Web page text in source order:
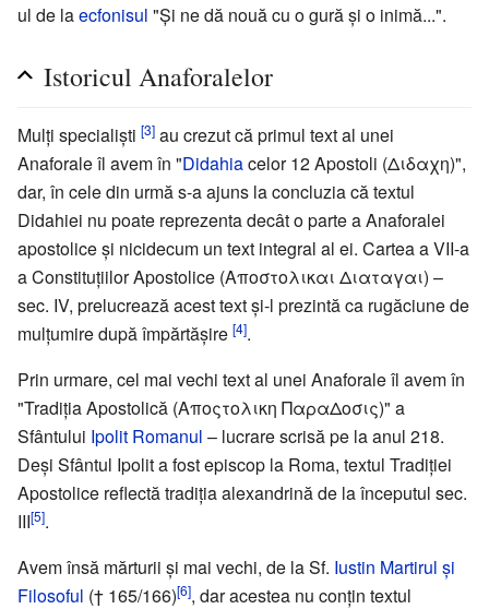
ul de laecfonisul "Şi ne dă nouă cu o gură şi o inimă...".
Istoricul Anaforalelor
Mulţi specialişti [3] au crezut că primul text al unei
Anaforale îl avem în "Didahiacelor 12 Apostoli (Διδαχη)",
dar, în cele din urmă s-a ajuns la concluzia că textul
Didahiei nu poate reprezenta decât o parte a Anaforalei
apostolice şi nicidecum un text integral al ei. Cartea a VII-a
a Constituţiilor Apostolice (Αποστολικαι Διαταγαι) –
sec. IV, prelucrează acest text şi-l prezintă ca rugăciune de
mulţumire după împărtăşire [4].
Prin urmare, cel mai vechi text al unei Anaforale îl avem în
"Tradiţia Apostolică (Αποςτολικη ΠαραΔοσις)" a
Sfântului Ipolit Romanul – lucrare scrisă pe la anul 218.
Deşi Sfântul Ipolit a fost episcop la Roma, textul Tradiţiei
Apostolice reflectă tradiţia alexandrină de la începutul sec.
III[5].
Avem însă mărturii şi mai vechi, de la Sf. Iustin Martirul şi
Filosoful († 165/166)[6], dar acestea nu conţin textul